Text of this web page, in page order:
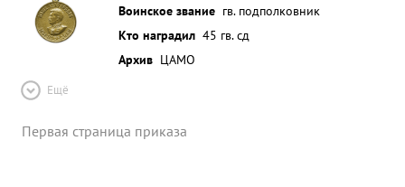
Воинское звание гв. подполковник
Кто наградил 45 гв. сд
Архив ЦАМО
Ещё
Первая страница приказа